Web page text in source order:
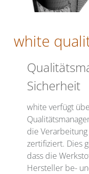
white
Sicherheit
white verfügt
die
zertifiziert. Dies
dass die
Hersteller be-